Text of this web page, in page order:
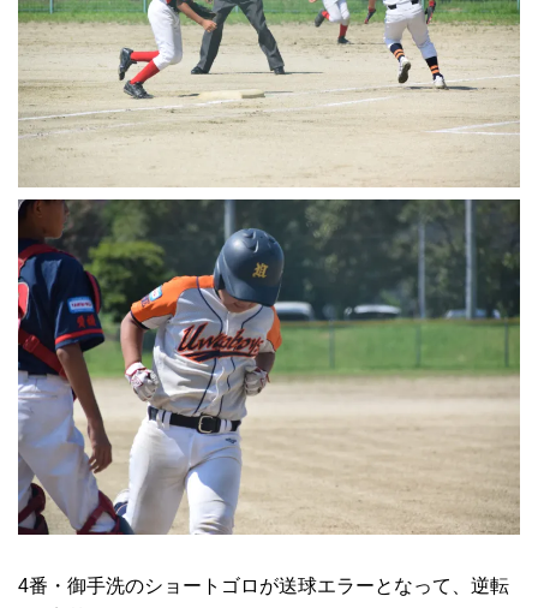
4番・御手洗のショートゴロが送球エラーとなって、逆転